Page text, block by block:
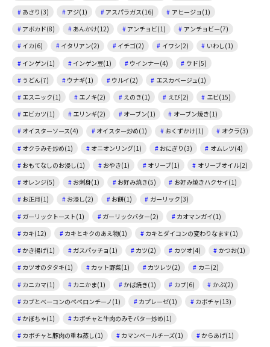
あさり(3)
アジ(1) アスパラガス(16)
アヒージョ(1)
アボカド(8)
あんかけ(12) アンチョビ(1)
アンチョビー(7)
イカ(6)
イタリアン(2) イチゴ(2) イワシ(2)
いわし(1)
インゲン(1)
インゲン豆(1) ウインナー(4)
ウド(5)
うどん(7)
ウナギ(1) ウルイ(2)
エスカベージュ(1)
エスニック(1)
エノキ(2) えのき(1) えび(2)
エビ(15)
エビカツ(1)
エリンギ(2) オーブン(1)
オーブン焼き(1)
オイスターソース(4)
オイスター炒め(1) おくずかけ(1)
オクラ(3)
オクラみそ炒め(1)
オニオンリング(1) おにぎり(3)
オムレツ(4)
おもてなしのお浸し(1)
おやき(1) オリーブ(1)
オリーブオイル(2)
オレンジ(5)
お刺身(1) お好み焼き(5)
お好み焼きハクサイ(1)
お正月(1)
お浸し(2) お餅(1)
ガーリック(3)
ガーリックトースト(1)
ガーリックバター(2)
カオマンガイ(1)
カキ(12)
カキとキクのあえ物(1)
カキとダイコンの変わりなます(1)
かき揚げ(1)
ガスパッチョ(1) カツ(2) カツオ(4)
かつお(1)
カツオのタタキ(1)
カット野菜(1) カツレツ(2)
カニ(2)
カニカマ(1)
カニかま(1) かば焼き(1) カブ(6)
かぶ(2)
カブとベーコンのペペロンチーノ(1)
カプレーゼ(1)
カボチャ(13)
かぼちゃ(1)
カボチャと牛肉のみそバター炒め(1)
カボチャと豚肉の重ね蒸し(1)
カマンベールチーズ(1)
からあげ(1)